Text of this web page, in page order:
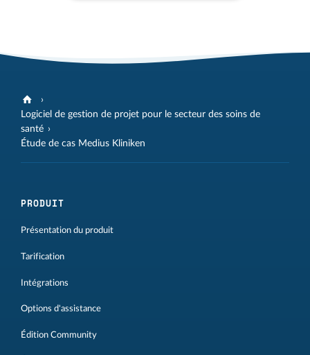
Logiciel de gestion de projet pour le secteur des soins de
santé
Étude de cas Medius Kliniken
PRODUIT
Présentation du produit
Tarification
Intégrations
Options d'assistance
Édition Community